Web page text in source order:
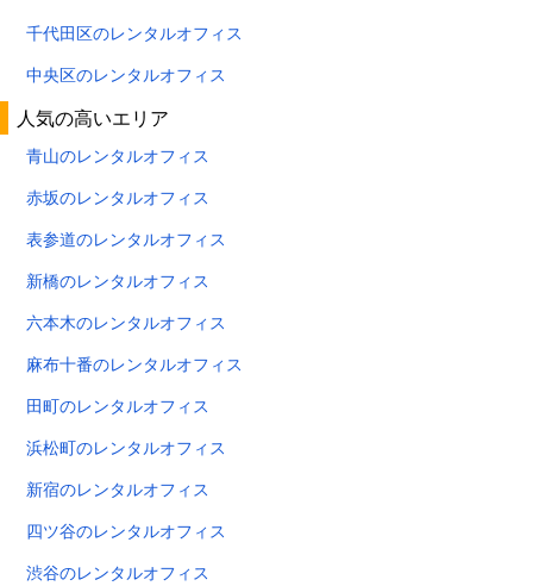
千代田区のレンタルオフィス
中央区のレンタルオフィス
人気の高いエリア
青山のレンタルオフィス
赤坂のレンタルオフィス
表参道のレンタルオフィス
新橋のレンタルオフィス
六本木のレンタルオフィス
麻布十番のレンタルオフィス
田町のレンタルオフィス
浜松町のレンタルオフィス
新宿のレンタルオフィス
四ツ谷のレンタルオフィス
渋谷のレンタルオフィス